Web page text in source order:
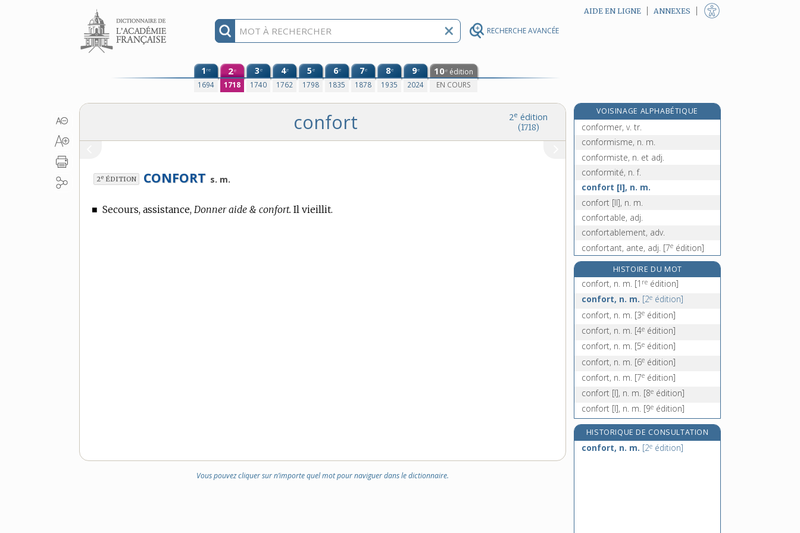
RECHERCHE AVANCÉE
Aller au contenu AIDE EN LIGNE ANNEXES
1re
1694
2e
1718
3e
1740
4e
1762
5e
1798
6e
1835
7e
1878
8e
1935
9e
2024
10e édition
EN COURS
2e édition
(1718)
confort
2e ÉDITION CONFORT s. m.
■ Secours, assistance, Donner aide & confort. Il vieillit.
Vous pouvez cliquer sur n’importe quel mot pour naviguer dans le dictionnaire.
VOISINAGE ALPHABÉTIQUE
conformément, adv.
conformer, v. tr.
conformisme, n. m.
conformiste, n. et adj.
conformité, n. f.
confort [I], n. m.
confort [II], n. m.
confortable, adj.
confortablement, adv.
confortant, ante, adj. [7e édition]
confortatif, ive, adj.[7eédition]
confortation, n. f.[7eédition]
conforter, v. tr.
confraternel, -elle, adj.
confraternité, n. f.
HISTOIRE DU MOT
confort, n. m. [1 re édition]
confort, n. m. [2e édition]
confort, n. m. [3e édition]
confort, n. m. [4e édition]
confort, n. m. [5e édition]
confort, n. m. [6e édition]
confort, n. m. [7e édition]
confort [I], n. m. [8e édition]
confort [I], n. m. [9e édition]
HISTORIQUE DE CONSULTATION
confort, n. m. [2e édition]